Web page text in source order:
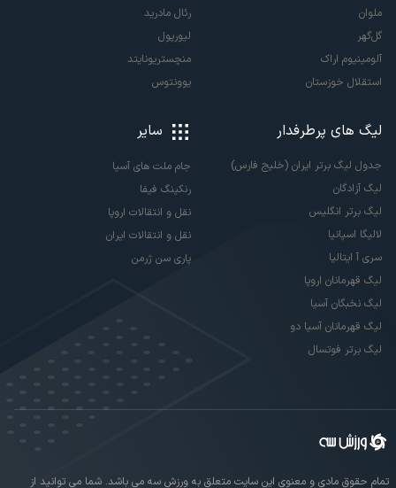
ملوان
گل‌گهر
آلومینیوم اراک
استقلال خوزستان
رئال مادرید
لیورپول
منچستریونایتد
یوونتوس
لیگ های پرطرفدار
جدول لیگ برتر ایران (خلیج فارس)
لیگ آزادگان
لیگ برتر انگلیس
لالیگا اسپانیا
سری آ ایتالیا
لیگ قهرمانان اروپا
لیگ نخبگان آسیا
لیگ قهرمانان آسیا دو
لیگ برتر فوتسال
سایر
جام ملت های آسیا
رنکینگ فیفا
نقل و انتقالات اروپا
نقل و انتقالات ایران
پاری سن ژرمن
تمام حقوق مادی و معنوی این سایت متعلق به ورزش سه می باشد. شما می توانید از